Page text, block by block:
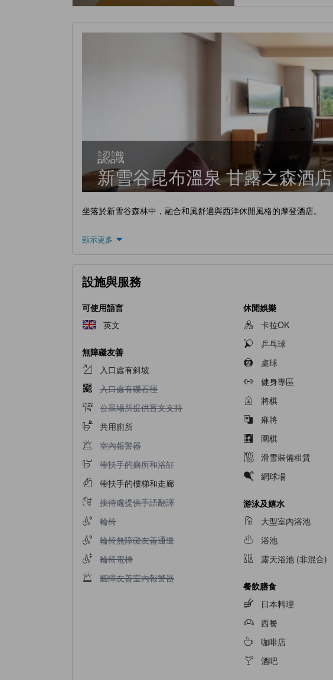
認識
新雪谷昆布溫泉 甘露之森酒店
坐落於新雪谷森林中，融合和風舒適與西洋休閒風格的摩登酒店。
顯示更多
設施與服務
可使用語言
英文
無障礙友善
入口處有斜坡
入口處有礫石徑不適用
入口處有礫石徑
公眾場所提供盲文支持不適用
公眾場所提供盲文支持
共用廁所
室內報警器不適用
室內報警器
帶扶手的廁所和浴缸不適用
帶扶手的廁所和浴缸
帶扶手的樓梯和走廊
接待處提供手語翻譯不適用
接待處提供手語翻譯
輪椅不適用
輪椅
輪椅無障礙友善通道不適用
輪椅無障礙友善通道
輪椅電梯不適用
輪椅電梯
聽障友善室內報警器不適用
聽障友善室內報警器
休閒娛樂
卡拉OK
乒乓球
桌球
健身專區
將棋
麻將
圍棋
滑雪裝備租賃
網球場
游泳及嬉水
大型室內浴池
浴池
露天浴池 (非混合)
餐飲膳食
日本料理
西餐
咖啡店
酒吧